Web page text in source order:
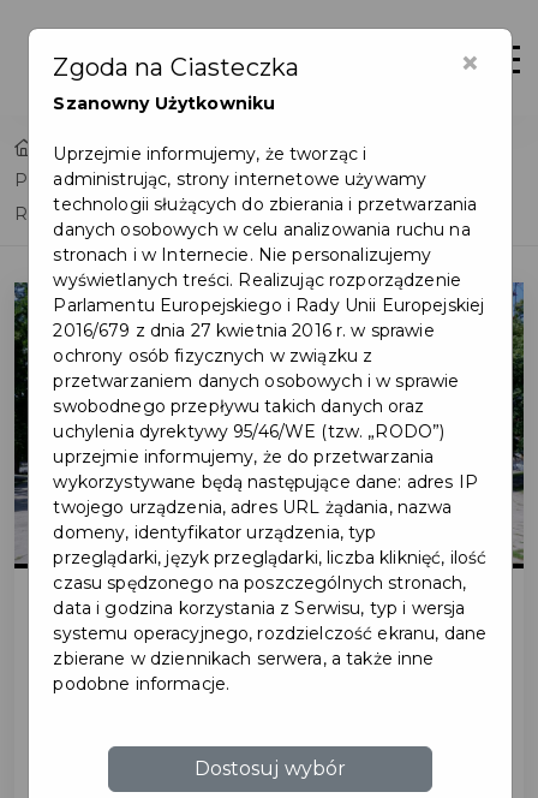
Home
Lista aktualności
Podpisanie umowy na robotę budowlaną pn.:
Rewitalizacja Placu Wyzwolenia w Pruszczu Gdańskim
2025-08-11
NA ROBOTĘ
×
Zgoda na Ciasteczka
Szanowny Użytkowniku
Uprzejmie informujemy, że tworząc i
administrując, strony internetowe używamy
technologii służących do zbierania i przetwarzania
danych osobowych w celu analizowania ruchu na
stronach i w Internecie. Nie personalizujemy
wyświetlanych treści. Realizując rozporządzenie
Parlamentu Europejskiego i Rady Unii Europejskiej
2016/679 z dnia 27 kwietnia 2016 r. w sprawie
ochrony osób fizycznych w związku z
przetwarzaniem danych osobowych i w sprawie
swobodnego przepływu takich danych oraz
uchylenia dyrektywy 95/46/WE (tzw. „RODO”)
uprzejmie informujemy, że do przetwarzania
wykorzystywane będą następujące dane: adres IP
twojego urządzenia, adres URL żądania, nazwa
domeny, identyfikator urządzenia, typ
przeglądarki, język przeglądarki, liczba kliknięć, ilość
czasu spędzonego na poszczególnych stronach,
data i godzina korzystania z Serwisu, typ i wersja
systemu operacyjnego, rozdzielczość ekranu, dane
zbierane w dziennikach serwera, a także inne
podobne informacje.
Dostosuj wybór